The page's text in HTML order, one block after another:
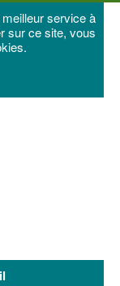
service à
sur ce site, vous